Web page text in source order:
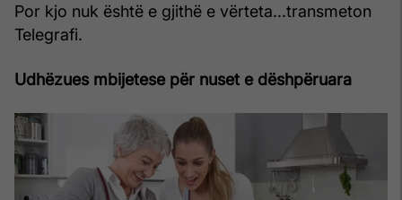
Por kjo nuk është e gjithë e vërteta...transmeton
Telegrafi.
Udhëzues mbijetese për nuset e dëshpëruara